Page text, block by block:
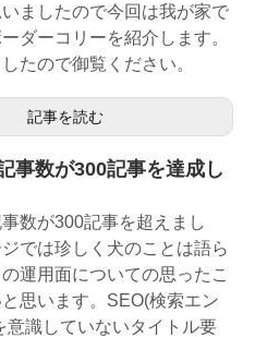
ましたので今回は我が家で
ダーコリーを紹介します。
たので御覧ください。
記事を読む
事数が300記事を達成し
数が300記事を超えまし
では珍しく犬のことは語ら
運用面についての思ったこ
思います。SEO(検索エン
意識していないタイトル要